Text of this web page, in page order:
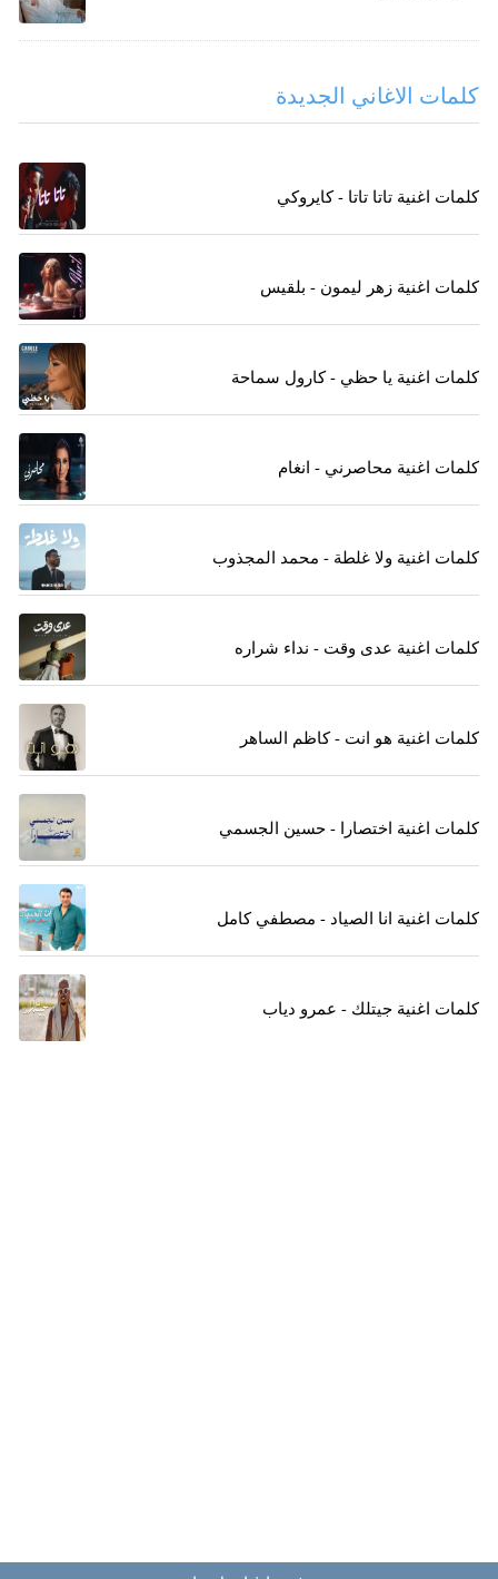
كلمات الاغاني الجديدة
كلمات اغنية تاتا تاتا - كايروكي
كلمات اغنية زهر ليمون - بلقيس
كلمات اغنية يا حظي - كارول سماحة
كلمات اغنية محاصرني - انغام
كلمات اغنية ولا غلطة - محمد المجذوب
كلمات اغنية عدى وقت - نداء شراره
كلمات اغنية هو انت - كاظم الساهر
كلمات اغنية اختصارا - حسين الجسمي
كلمات اغنية انا الصياد - مصطفي كامل
كلمات اغنية جيتلك - عمرو دياب